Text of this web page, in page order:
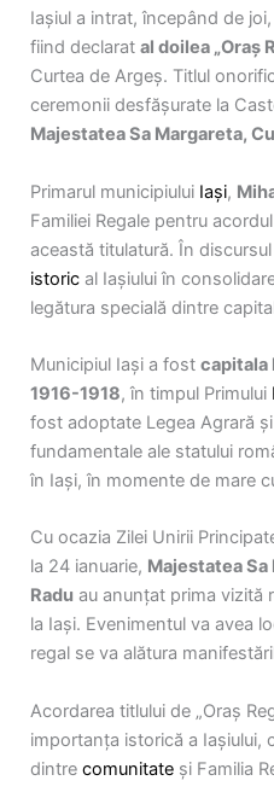
Iaşiul a intrat, începând de
fiind declarat al doilea „Oraş
Curtea de Argeş. Titlul
ceremonii desfăşurate la
Majestatea Sa Margareta,
Primarul municipiului Iaşi,
Familiei Regale pentru
această titulatură. În
istoric al Iaşiului în
legătura specială dintre
Municipiul Iaşi a fost capitala
1916-1918, în timpul Primului
fost adoptate Legea Agrară
fundamentale ale statului
în Iaşi, în momente de mare
Cu ocazia Zilei Unirii
la 24 ianuarie, Majestatea
Radu au anunţat prima vizită
la Iaşi. Evenimentul va avea
regal se va alătura
Acordarea titlului de „Oraş
importanţa istorică a Iaşiului,
dintre comunitate şi Familia